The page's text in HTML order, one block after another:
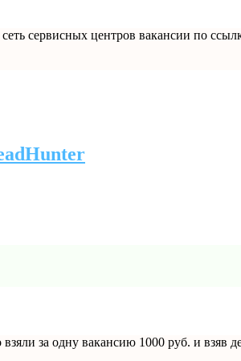
сервисных центров вакансии по
за одну вакансию 1000 руб. и взяв